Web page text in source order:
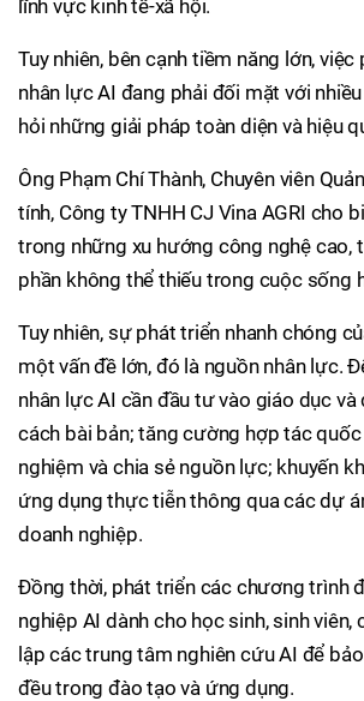
lĩnh vực kinh tế-xã hội.
Tuy nhiên, bên cạnh tiềm năng lớn,
nhân lực AI đang phải đối mặt với
hỏi những giải pháp toàn diện và hiệu
Ông Phạm Chí Thành, Chuyên viên
tính, Công ty TNHH CJ Vina AGRI cho
trong những xu hướng công nghệ cao,
phần không thể thiếu trong cuộc sống
Tuy nhiên, sự phát triển nhanh chóng
một vấn đề lớn, đó là nguồn nhân lực.
nhân lực AI cần đầu tư vào giáo dục
cách bài bản; tăng cường hợp tác
nghiệm và chia sẻ nguồn lực; khuyến
ứng dụng thực tiễn thông qua các dự
doanh nghiệp.
Đồng thời, phát triển các chương trình
nghiệp AI dành cho học sinh, sinh viên,
lập các trung tâm nghiên cứu AI để
đều trong đào tạo và ứng dụng.